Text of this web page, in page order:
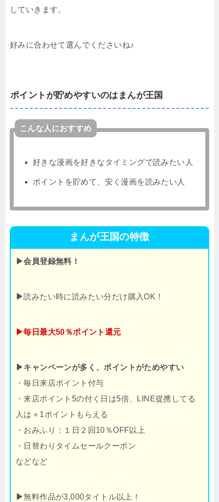
していきます。
好みに合わせて選んでくださいね♪
ポイントが貯めやすいのはまんが王国
こんな人におすすめ
好きな漫画を好きなタイミングで読みたい人
ポイントを貯めて、安く漫画を読みたい人
まんが王国の特徴
▶会員登録無料！
▶読みたい時に読みたい分だけ購入OK！
▶毎日最大50％ポイント還元
▶キャンペーンが多く、ポイントがためやすい
・毎日来店ポイント付与
・来店ポイント5の付く日は5倍、LINE提携してる
人は＋1ポイントもらえる
・おみふり：１日２回10％OFF以上
・日替わりタイムセールクーポン
などなど
▶無料作品が3,000タイトル以上！